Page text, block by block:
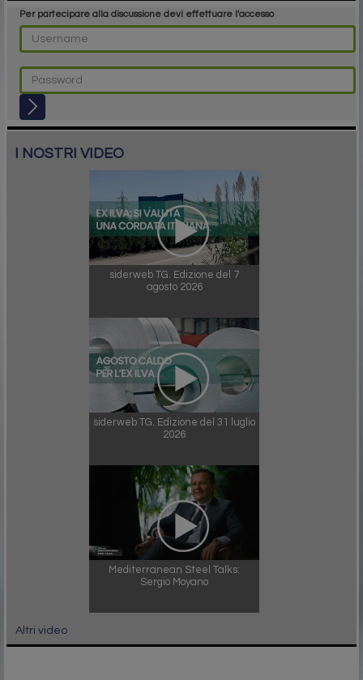
Per partecipare alla discussione devi effettuare l'accesso
I NOSTRI VIDEO
siderweb TG. Edizione del 7
agosto 2026
siderweb TG. Edizione del 31 luglio
2026
Mediterranean Steel Talks:
Sergio Moyano
Altri video